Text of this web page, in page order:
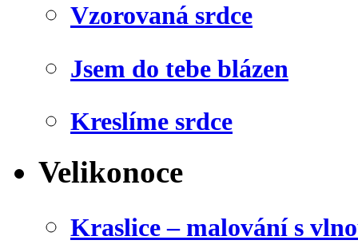
Vzorovaná srdce
Jsem do tebe blázen
Kreslíme srdce
Velikonoce
Kraslice – malování s